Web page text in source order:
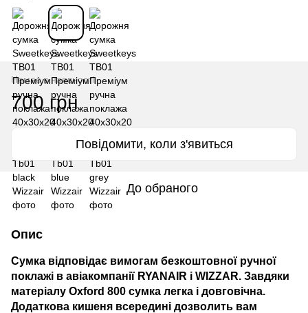
Немає в наявності
700 грн
Повідомити, коли з'явиться
До обраного
Опис
Сумка відповідає вимогам безкоштовної ручної
поклажі в авіакомпанії RYANAIR і WIZZAR . Завдяки
матеріалу Oxford 800 сумка легка і довговічна.
Додаткова кишеня всередині дозволить вам